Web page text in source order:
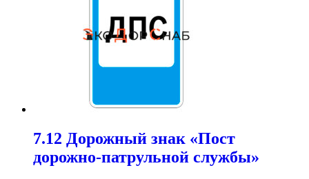
7.12 Дорожный знак «Пост
дорожно-патрульной службы»